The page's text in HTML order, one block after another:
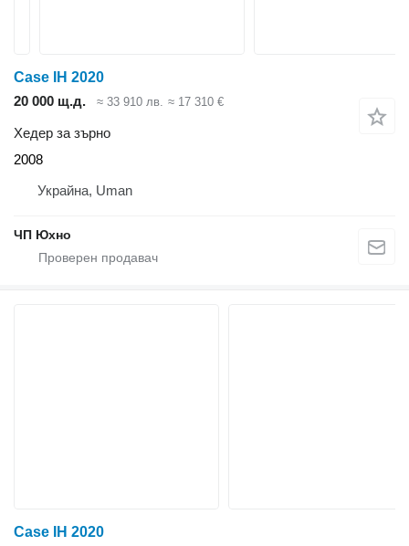
Case IH 2020
20 000 щ.д.
≈ 33 910 лв. ≈ 17 310 €
Хедер за зърно
2008
Украйна, Uman
ЧП Юхно
Case IH 2020